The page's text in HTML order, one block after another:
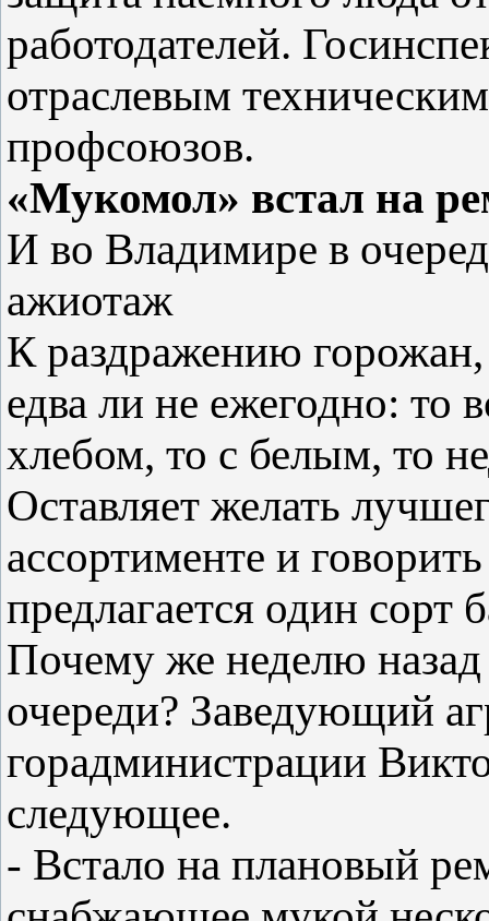
работодателей.
отраслевым
профсоюзов.
«Мукомол» встал на
И во Владимире в
ажиотаж
К раздражению
едва ли не ежегодно: то
хлебом, то с белым, то
Оставляет желать
ассортименте и
предлагается один сорт
Почему же неделю назад
очереди? Заведующий
горадминистрации
следующее.
- Встало на плановый